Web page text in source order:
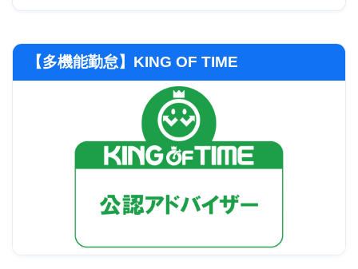
【多機能勤怠】KING OF TIME